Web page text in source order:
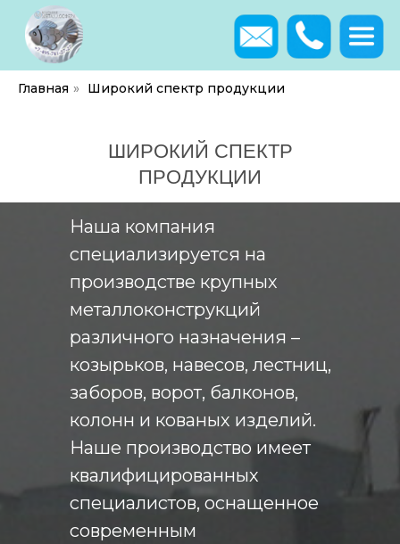
Главная » Широкий спектр продукции
ШИРОКИЙ СПЕКТР
ПРОДУКЦИИ
Наша компания
специализируется на
производстве крупных
металлоконструкций
различного назначения –
козырьков, навесов, лестниц,
заборов, ворот, балконов,
колонн и кованых изделий.
Наше производство имеет
квалифицированных
специалистов, оснащенное
современным